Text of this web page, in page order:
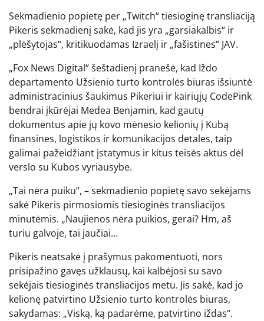
Sekmadienio popietę per „Twitch“ tiesioginę transliaciją
Pikeris sekmadienį sakė, kad jis yra „garsiakalbis“ ir
„plėšytojas“, kritikuodamas Izraelį ir „fašistines“ JAV.
„Fox News Digital“ šeštadienį pranešė, kad Iždo
departamento Užsienio turto kontrolės biuras išsiuntė
administracinius šaukimus Pikeriui ir kairiųjų CodePink
bendrai įkūrėjai Medea Benjamin, kad gautų
dokumentus apie jų kovo mėnesio kelionių į Kubą
finansines, logistikos ir komunikacijos detales, taip
galimai pažeidžiant įstatymus ir kitus teisės aktus dėl
verslo su Kubos vyriausybe.
„Tai nėra puiku“, – sekmadienio popietę savo sekėjams
sakė Pikeris pirmosiomis tiesioginės transliacijos
minutėmis. „Naujienos nėra puikios, gerai? Hm, aš
turiu galvoje, tai jaučiai…
Pikeris neatsakė į prašymus pakomentuoti, nors
prisipažino gavęs užklausų, kai kalbėjosi su savo
sekėjais tiesioginės transliacijos metu. Jis sakė, kad jo
kelionę patvirtino Užsienio turto kontrolės biuras,
sakydamas: „Viską, ką padarėme, patvirtino iždas“.